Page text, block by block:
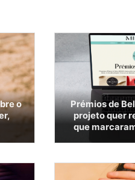
o
Prémios de
projeto quer
que